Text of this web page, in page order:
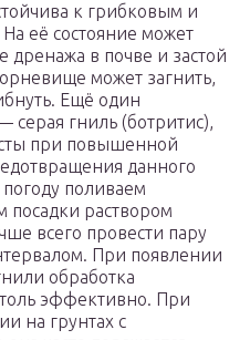
к грибковым и
её состояние может
дренажа в почве и застой
может загнить,
Ещё один
серая гниль (ботритис),
при повышенной
данного
поливаем
раствором
всего провести пару
При появлении
обработка
эффективно. При
на грунтах с